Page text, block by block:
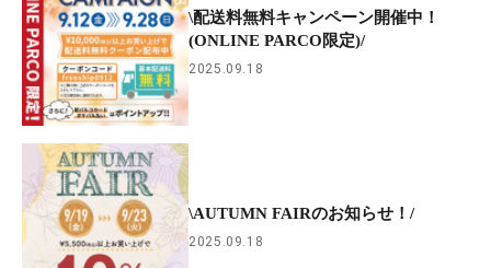
\配送料無料キャンペーン開催中！
(ONLINE PARCO限定)/
2025.09.18
\AUTUMN FAIRのお知らせ！/
2025.09.18